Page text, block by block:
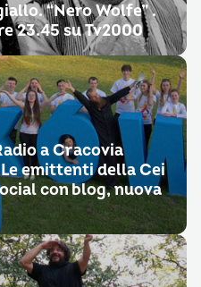
“Nero Wolfe” .
23.45 su Tv2000
a Cracovia
emittenti della Cei
con blog, nuova